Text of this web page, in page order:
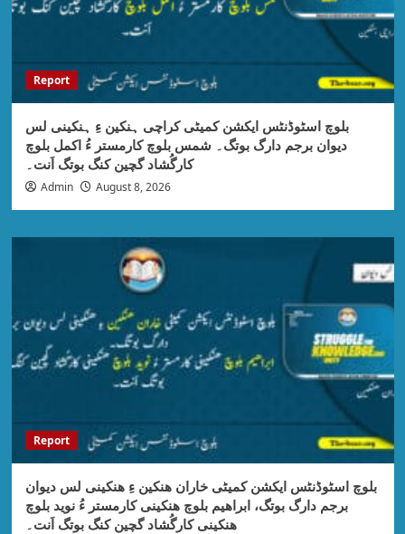
Report
بلوچ اسٹوڈنٹس ایکشن کمیٹی کراچی ہنکین ءِ ہنکینی لس
دیوان برجم دارگ بوتگ۔ شمس بلوچ کارمستر ءُ اکمل بلوچ
کارگُشاد گچین کنگ بوتگ اَنت۔
Admin August 8, 2026
Report
بلوچ اسٹوڈنٹس ایکشن کمیٹی خاران ھنکین ءِ ھنکینی لس دیوان
برجم دارگ بوتگ، ابراھیم بلوچ ھنکینی کارمستر ءُ نوید بلوچ
ھنکینی کارگُشاد گچین کنگ بوتگ اَنت۔